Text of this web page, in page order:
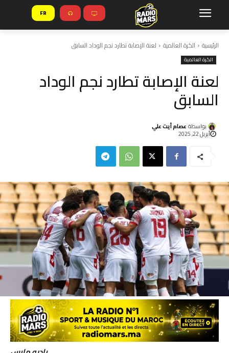
FR
الرئيسية الكرة العالمية لعنة الإصابة تطارد نجم الوداد السابق
الكرة العالمية
لعنة الإصابة تطارد نجم الوداد
السابق
بواسطة عصام أيت علي
أبريل 22, 2025